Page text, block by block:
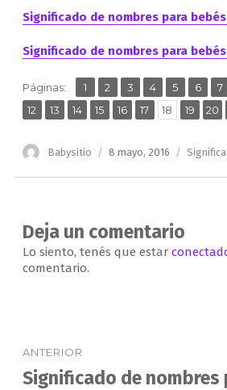
Significado de nombres para
Significado de nombres para
Páginas: Página
1 ,
Página
2 ,Página
3 ,
Página
4 ,Página
5 ,Página
6 ,
7
Página
12 ,
Página
13 ,
Página
14 ,
Página
15 ,
Página
16 ,
Página
17 ,
Página
18 ,
Página
19 ,
20
Autor
Babysitio
Publicado
8 mayo, 2016
Deja un comentario
Lo siento, tenés que estar
comentario.
de
ANTERIOR
Entrada
Significado de nombres